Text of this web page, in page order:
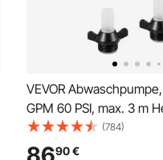
VEVOR
GPM 60 PSI, max. 3 m
selbstansaugende
EPDM-Ventil, Universal-
(784)
90€